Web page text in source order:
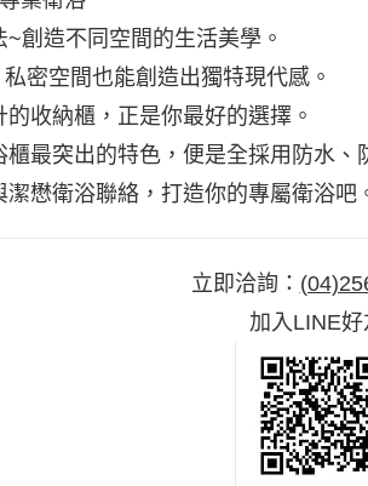
創造不同空間的生活美學。
密空間也能創造出獨特現代感。
收納櫃，正是你最好的選擇。
最突出的特色，便是全採用防水、
懋衛浴聯絡，打造你的專屬衛浴吧
立即洽詢：
加入LINE好